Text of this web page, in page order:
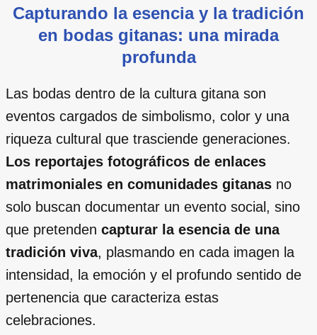
Capturando la esencia y la tradición
en bodas gitanas: una mirada
profunda
Las bodas dentro de la cultura gitana son
eventos cargados de simbolismo, color y una
riqueza cultural que trasciende generaciones.
Los reportajes fotográficos de enlaces
matrimoniales en comunidades gitanas no
solo buscan documentar un evento social, sino
que pretenden capturar la esencia de una
tradición viva, plasmando en cada imagen la
intensidad, la emoción y el profundo sentido de
pertenencia que caracteriza estas
celebraciones.